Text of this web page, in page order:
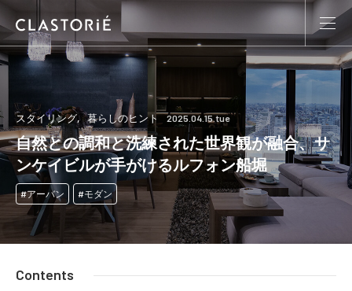
スタイリング 暮らしのヒント 2025.04.15.tue
自然との調和と洗練された世界観が融合、サ
ンケイビルが手がけるルフォン船堀
アーバン モダン
Contents